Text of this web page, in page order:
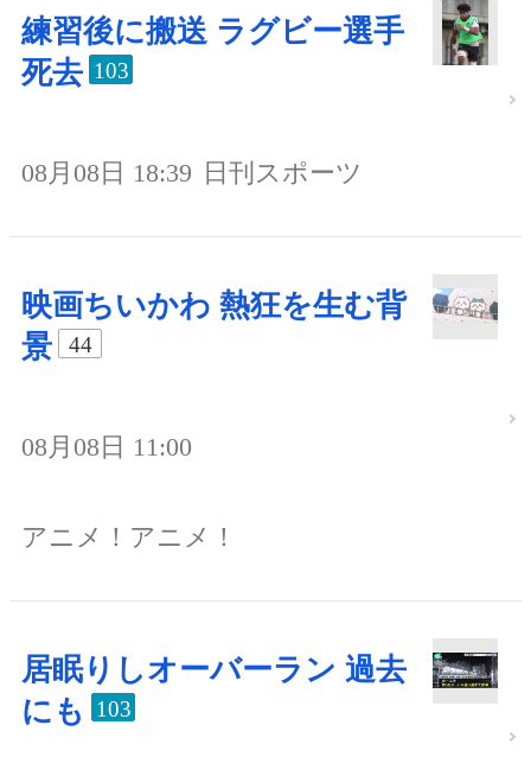
練習後に搬送 ラグビー選手
死去 103
08月08日 18:39 日刊スポーツ
映画ちいかわ 熱狂を生む背
景
44
08月08日 11:00
アニメ！アニメ！
居眠りしオーバーラン 過去
にも
103